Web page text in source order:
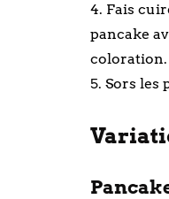
4. Fais
pancake
coloration.
5. Sors les